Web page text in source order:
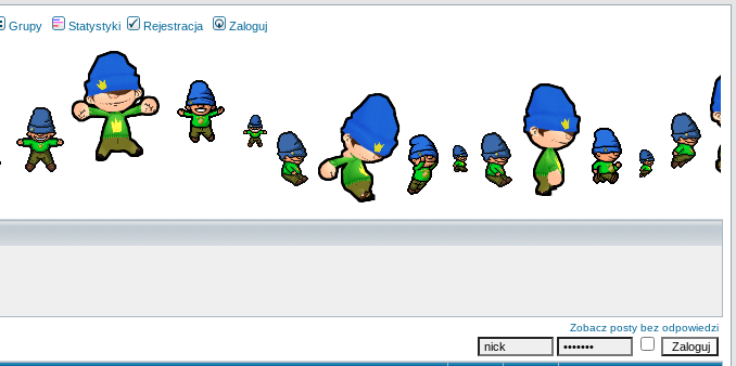
Grupy Statystyki Rejestracja Zaloguj
Zobacz posty bez odpowiedzi